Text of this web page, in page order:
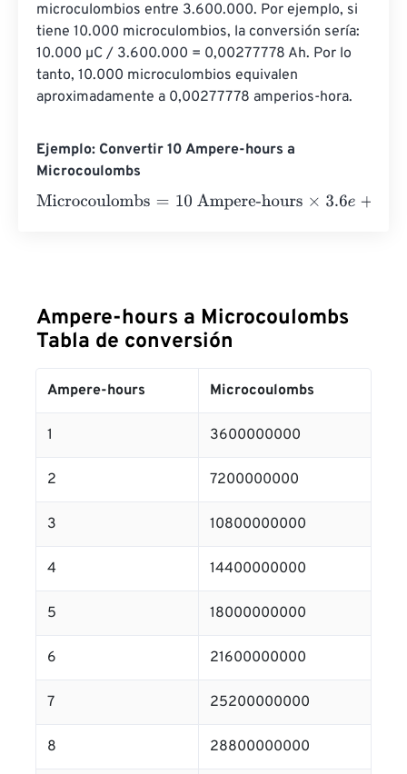
microculombios entre 3.600.000. Por ejemplo, si
tiene 10.000 microculombios, la conversión sería:
10.000 µC / 3.600.000 = 0,00277778 Ah. Por lo
tanto, 10.000 microculombios equivalen
aproximadamente a 0,00277778 amperios-hora.
Ejemplo: Convertir 10 Ampere-hours a
Microcoulombs
Microcoulombs=10 Ampere-hours×3.6e+ 9=
Ampere-hours a Microcoulombs
Tabla de conversión
Ampere-hours Microcoulombs
1 3600000000
2 7200000000
3 10800000000
4 14400000000
5 18000000000
6 21600000000
7 25200000000
8 28800000000